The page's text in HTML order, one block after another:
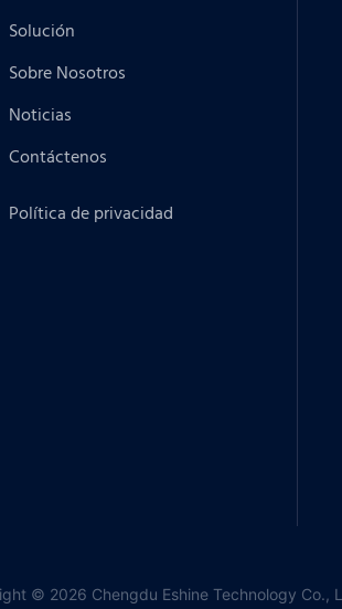
Solución
Sobre Nosotros
Noticias
Contáctenos
Política de privacidad
© 2026 Chengdu Eshine Technology Co.,